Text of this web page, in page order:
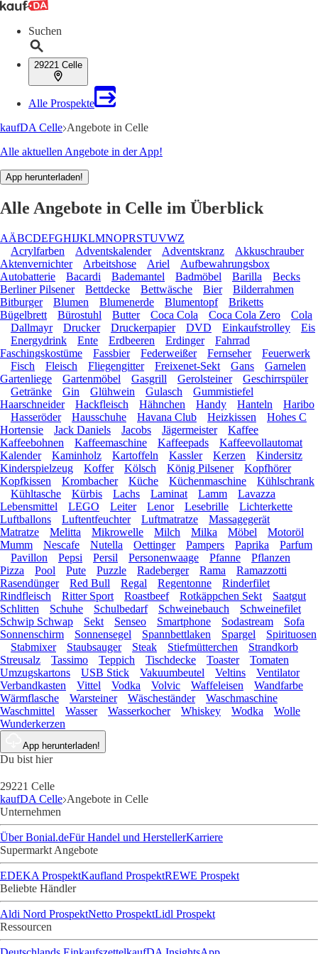
Suchen
29221 Celle
Alle Prospekte
kaufDA Celle Angebote in Celle
Alle aktuellen Angebote in der App!
App herunterladen!
Alle Angebote in Celle im Überblick
AÄBCDEFGHIJKLMNOPRSTUVWZ
Acrylfarben
Adventskalender Adventskranz
Akkuschrauber
Aktenvernichter
Arbeitshose Ariel
Aufbewahrungsbox
Autobatterie
Bacardi Bademantel Badmöbel Barilla
Becks
Berliner Pilsener
Bettdecke Bettwäsche Bier
Bilderrahmen
Bitburger
Blumen Blumenerde Blumentopf
Briketts
Bügelbrett
Bürostuhl Butter Coca Cola Coca Cola Zero
Cola
Dallmayr
Drucker Druckerpapier DVD Einkaufstrolley
Eis
Energydrink
Ente Erdbeeren Erdinger
Fahrrad
Faschingskostüme
Fassbier Federweißer Fernseher
Feuerwerk
Fisch
Fleisch Fliegengitter Freixenet-Sekt Gans
Garnelen
Gartenliege
Gartenmöbel Gasgrill Gerolsteiner
Geschirrspüler
Getränke
Gin Glühwein Gulasch
Gummistiefel
Haarschneider
Hackfleisch Hähnchen Handy Hanteln
Haribo
Hasseröder
Hausschuhe Havana Club Heizkissen
Hohes C
Hortensie
Jack Daniels Jacobs Jägermeister
Kaffee
Kaffeebohnen
Kaffeemaschine Kaffeepads
Kaffeevollautomat
Kalender
Kaminholz Kartoffeln Kassler Kerzen
Kindersitz
Kinderspielzeug
Koffer Kölsch König Pilsener
Kopfhörer
Kopfkissen
Krombacher Küche Küchenmaschine
Kühlschrank
Kühltasche
Kürbis Lachs Laminat Lamm
Lavazza
Lebensmittel
LEGO Leiter Lenor Lesebrille
Lichterkette
Luftballons
Luftentfeuchter Luftmatratze
Massagegerät
Matratze
Melitta Mikrowelle Milch Milka Möbel
Motoröl
Mumm
Nescafe Nutella Oettinger Pampers Paprika
Parfum
Pavillon
Pepsi Persil Personenwaage Pfanne
Pflanzen
Pizza
Pool Pute Puzzle Radeberger Rama
Ramazzotti
Rasendünger
Red Bull Regal Regentonne
Rinderfilet
Rindfleisch
Ritter Sport Roastbeef Rotkäppchen Sekt
Saatgut
Schlitten
Schuhe Schulbedarf Schweinebauch
Schweinefilet
Schwip Schwap
Sekt Senseo Smartphone Sodastream
Sofa
Sonnenschirm
Sonnensegel Spannbettlaken Spargel
Spirituosen
Stabmixer
Staubsauger Steak Stiefmütterchen
Strandkorb
Streusalz
Tassimo Teppich Tischdecke Toaster
Tomaten
Umzugskartons
USB Stick Vakuumbeutel Veltins
Ventilator
Verbandkasten
Vittel Vodka Volvic Waffeleisen
Wandfarbe
Wärmflasche
Warsteiner Wäscheständer
Waschmaschine
Waschmittel
Wasser Wasserkocher Whiskey Wodka
Wolle
Wunderkerzen
App herunterladen!
Du bist hier
29221 Celle
kaufDA Celle Angebote in Celle
Unternehmen
Über Bonial.deFür Handel und HerstellerKarriere
Supermarkt Angebote
EDEKA ProspektKaufland ProspektREWE Prospekt
Beliebte Händler
Aldi Nord ProspektNetto ProspektLidl Prospekt
Ressourcen